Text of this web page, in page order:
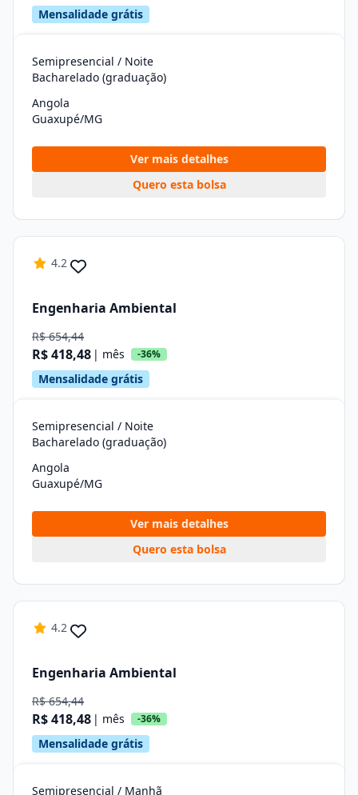
Mensalidade grátis
Semipresencial / Noite
Bacharelado (graduação)
Angola
Guaxupé/MG
Ver mais detalhes
Quero esta bolsa
4.2
Engenharia Ambiental
R$ 654,44
R$ 418,48 | mês -36%
Mensalidade grátis
Semipresencial / Noite
Bacharelado (graduação)
Angola
Guaxupé/MG
Ver mais detalhes
Quero esta bolsa
4.2
Engenharia Ambiental
R$ 654,44
R$ 418,48 | mês -36%
Mensalidade grátis
Semipresencial / Manhã